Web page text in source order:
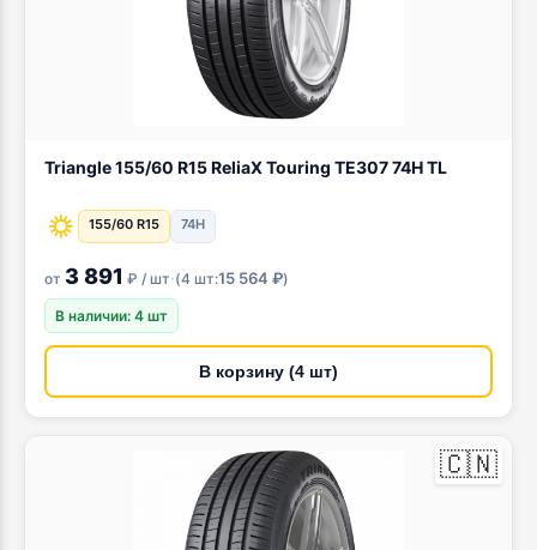
Triangle 155/60 R15 ReliaX Touring TE307 74H TL
155/60 R15 74H
от 3 891 ₽ / шт·(4 шт:15 564 ₽)
В наличии: 4 шт
В корзину (4 шт)
🇨🇳